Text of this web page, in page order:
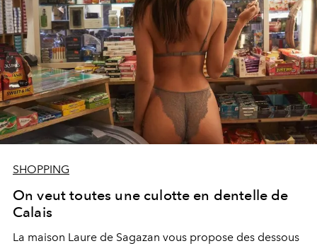
SHOPPING
On veut toutes une culotte en dentelle de
Calais
La maison Laure de Sagazan vous propose des dessous